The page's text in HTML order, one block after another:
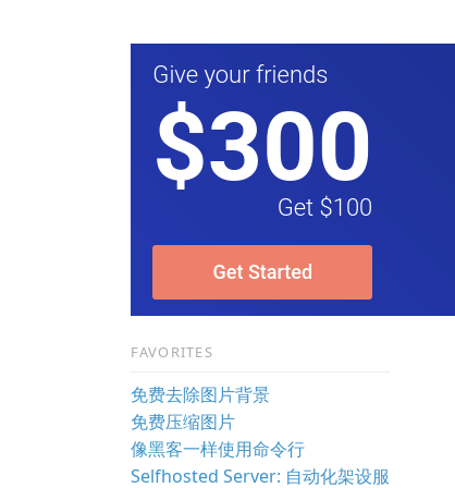
FAVORITES
免费去除图片背景
免费压缩图片
像黑客一样使用命令行
Selfhosted Server: 自动化架设服